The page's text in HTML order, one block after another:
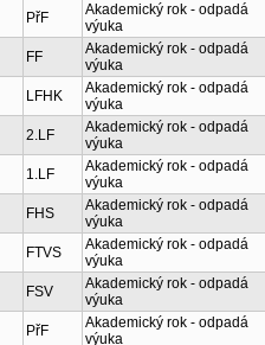
PřF
Akademický rok - odpadá
výuka
FF
Akademický rok - odpadá
výuka
LFHK
Akademický rok - odpadá
výuka
2.LF
Akademický rok - odpadá
výuka
1.LF
Akademický rok - odpadá
výuka
FHS
Akademický rok - odpadá
výuka
FTVS
Akademický rok - odpadá
výuka
FSV
Akademický rok - odpadá
výuka
PřF
Akademický rok - odpadá
výuka